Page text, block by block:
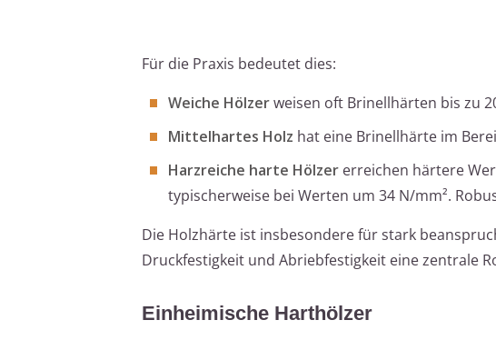
Für die Praxis bedeutet dies:
Weiche Hölzerweisen oft Brinellhärten bis zu
Mittelhartes Holz hat eine Brinellhärte im
Harzreiche harte Hölzer erreichen härtere
typischerweise bei Werten um 34 N/mm².
Die Holzhärte ist insbesondere für stark
Druckfestigkeit und Abriebfestigkeit eine zentrale
Einheimische Harthölzer